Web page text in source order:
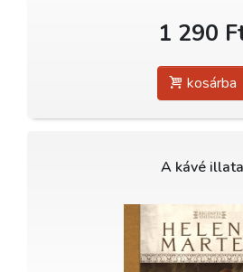
1 290
kosárba
A kávé illata